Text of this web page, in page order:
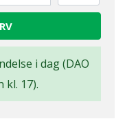
i dag (DAO
kl. 17).